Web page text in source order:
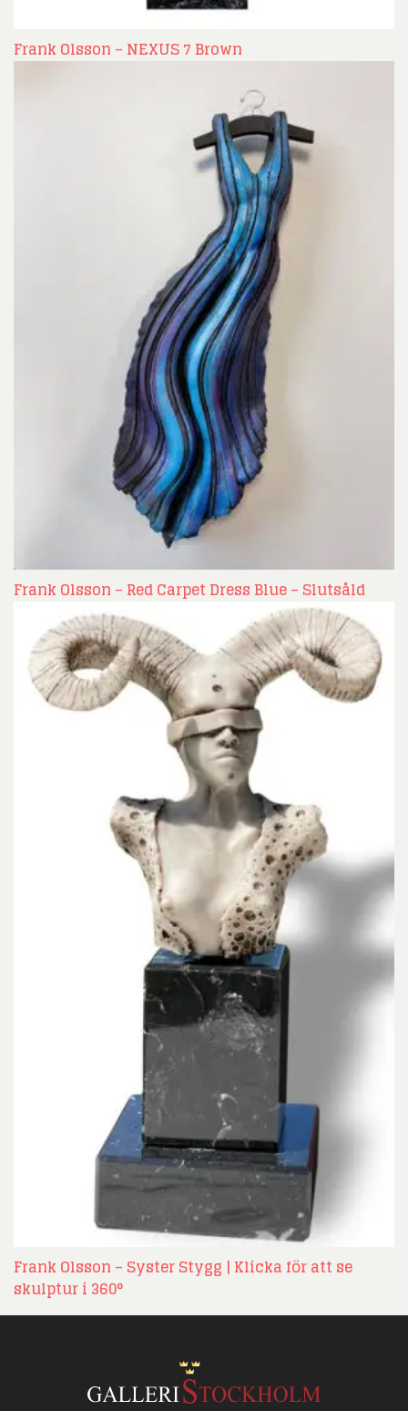
Frank Olsson – NEXUS 7 Brown
Frank Olsson – Red Carpet Dress Blue – Slutsåld
Frank Olsson – Syster Stygg | Klicka för att se
skulptur i 360°